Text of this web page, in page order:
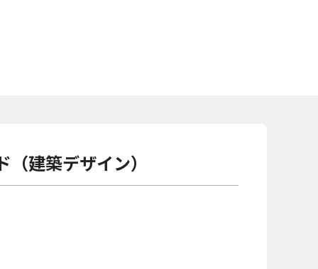
建築デザイン）